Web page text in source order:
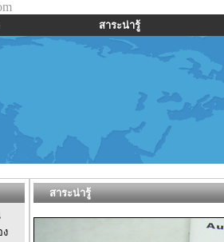
สาระน่ารู้
ง
สาระน่ารู้